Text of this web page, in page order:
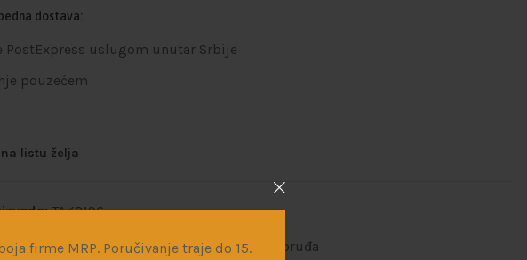
firme MRP. Poručivanje traje do 15.
dostava:
PostExpress uslugom unutar Srbije
pouzećem
listu želja
TAK2196
Plastične i drvene makete,Vojna vozila i oruđa